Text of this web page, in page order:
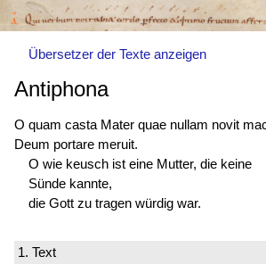
Übersetzer der Texte anzeigen
Antiphona
O quam casta Mater quae nullam novit
Deum portare meruit.
O wie keusch ist eine Mutter, die keine
Sünde kannte,
die Gott zu tragen würdig war.
1. Text